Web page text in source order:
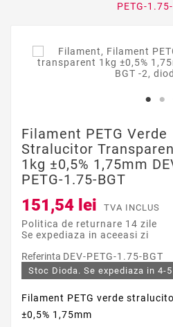
PETG-
Filament PETG Verde
Stralucitor
1kg ±0,5% 1,75mm
PETG-1.75-BGT
151,54 lei TVA INCLUS
Politica de returnare 14 zile
Se expediaza in aceeasi zi
Referinta DEV-PETG-1.75-BGT
Stoc Dioda. Se expediaza in 4-
Filament PETG verde
±0,5% 1,75mm